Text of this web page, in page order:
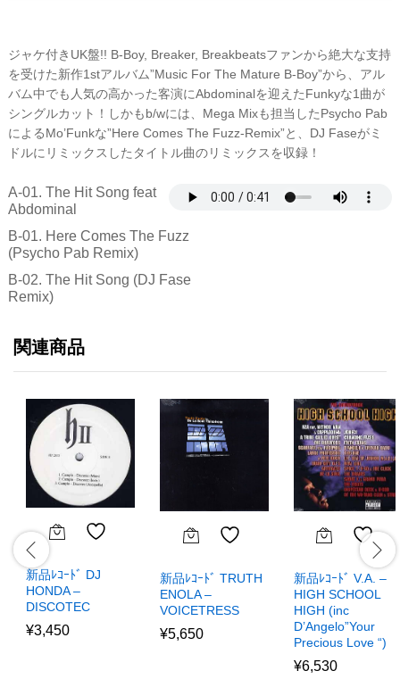
ジャケ付きUK盤!! B-Boy, Breaker, Breakbeatsファンから絶大な支持
を受けた新作1stアルバム”Music For The Mature B-Boy”から、アル
バム中でも人気の高かった客演にAbdominalを迎えたFunkyな1曲が
シングルカット！しかもb/wには、Mega Mixも担当したPsycho Pab
によるMo’Funkな”Here Comes The Fuzz-Remix”と、DJ Faseがミ
ドルにリミックスしたタイトル曲のリミックスを収録！
A-01. The Hit Song feat
Abdominal
B-01. Here Comes The Fuzz
(Psycho Pab Remix)
B-02. The Hit Song (DJ Fase
Remix)
関連商品
新品ﾚｺｰﾄﾞ DJ
HONDA –
DISCOTEC
¥3,450
新品ﾚｺｰﾄﾞ TRUTH
ENOLA –
VOICETRESS
¥5,650
新品ﾚｺｰﾄﾞ V.A. –
HIGH SCHOOL
HIGH (inc
D’Angelo”Your
Precious Love “)
¥6,530